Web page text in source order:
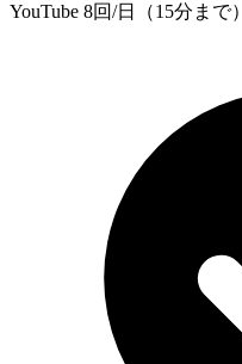
YouTube 8回/日（15分まで）